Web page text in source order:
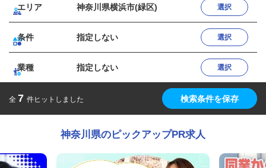
エリア 神奈川県横浜市(緑区) 選択
条件 指定しない 選択
業種 指定しない 選択
全 7 件ヒットしました 検索条件を保存
神奈川県のピックアップPR求人